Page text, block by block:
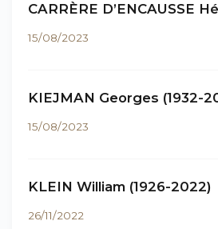
CARRÈRE D’ENCAUSSE
15/08/2023
KIEJMAN Georges (1932-
15/08/2023
KLEIN William (1926-2022)
26/11/2022